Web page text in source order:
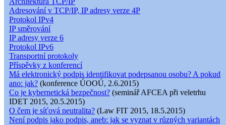
Adresování v TCP/IP, IP adresy verze 4P
Protokol IPv4
IP směrování
IP adresy verze 6
Protokol IPv6
Transportní protokoly
Příspěvky z konferencí
Má elektronický podpis identifikovat podepsanou osobu? A pokud
ano: jak? (konference ÚOOÚ, 2.6.2015)
Co je kybernetická bezpečnost? (seminář AFCEA při veletrhu
IDET 2015, 20.5.2015)
O čem je síťová neutralita? (Law FIT 2015, 18.5.2015)
Není podpis jako podpis, aneb: jak se vyznat v různých variantách